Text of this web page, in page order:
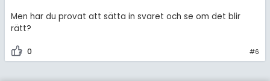
Men har du provat att sätta in svaret och se om det blir
rätt?
0 #6